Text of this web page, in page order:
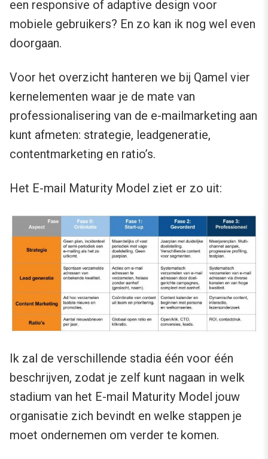
een responsive of adaptive design voor
mobiele gebruikers? En zo kan ik nog wel even
doorgaan.
Voor het overzicht hanteren we bij Qamel vier
kernelementen waar je de mate van
professionalisering van de e-mailmarketing aan
kunt afmeten: strategie, leadgeneratie,
contentmarketing en ratio’s.
Het E-mail Maturity Model ziet er zo uit:
Ik zal de verschillende stadia één voor één
beschrijven, zodat je zelf kunt nagaan in welk
stadium van het E-mail Maturity Model jouw
organisatie zich bevindt en welke stappen je
moet ondernemen om verder te komen.